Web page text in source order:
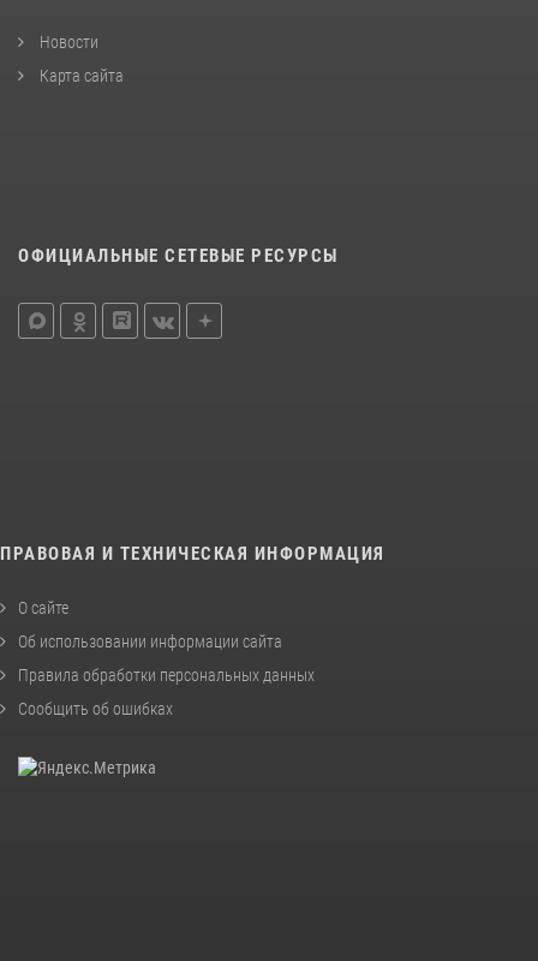
Новости
Карта сайта
ОФИЦИАЛЬНЫЕ СЕТЕВЫЕ РЕСУРСЫ
ПРАВОВАЯ И ТЕХНИЧЕСКАЯ ИНФОРМАЦИЯ
О сайте
Об использовании информации сайта
Правила обработки персональных данных
Сообщить об ошибках